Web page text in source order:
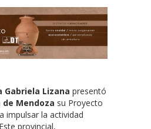
Gabriela Lizana presentó
Mendoza su Proyecto
impulsar la actividad
provincial,